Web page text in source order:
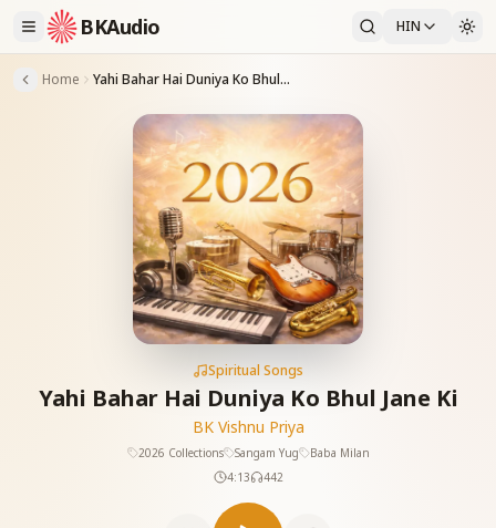
BKAudio HIN
Home Yahi Bahar Hai Duniya Ko Bhul Jane Ki
Spiritual Songs
Yahi Bahar Hai Duniya Ko Bhul Jane Ki
BK Vishnu Priya
2026 Collections Sangam Yug
Baba Milan
4:13
442